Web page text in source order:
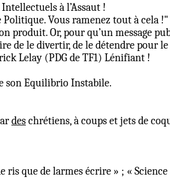
à l’Assaut !
Politique. Vous ramenez tout à cela !"
produit. Or, pour qu’un message
de le divertir, de le détendre pour
Lelay (PDG de TF1) Lénifiant !
son Equilibrio Instabile.
deschrétiens, à coups et jets de
que de larmes écrire » ; « Science